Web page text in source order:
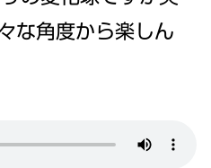
な角度から楽しん